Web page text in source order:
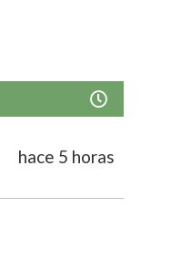
hace 5 horas